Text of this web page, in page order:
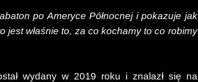
po Ameryce Północnej i pokazuje jak
jest właśnie to, za co kochamy to co robimy
wydany w 2019 roku i znalazł się na